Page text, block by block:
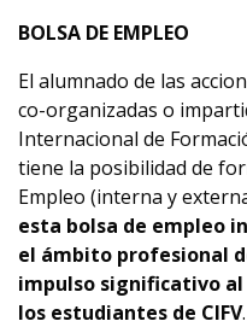
BOLSA DE EMPLEO
El alumnado de las
co-organizadas o
Internacional de
tiene la posibilidad de
Empleo (interna y
esta bolsa de empleo
el ámbito profesional
impulso significativo
los estudiantes de CIFV